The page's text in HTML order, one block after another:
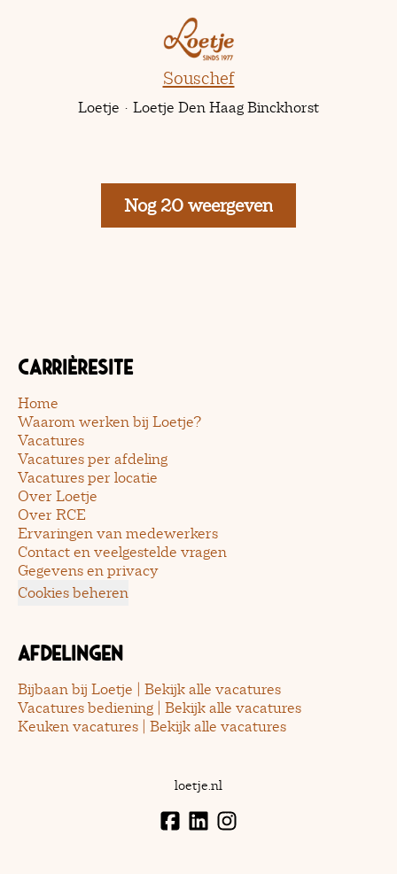
Souschef
Loetje · Loetje Den Haag Binckhorst
Nog 20 weergeven
Carrièresite
Home
Waarom werken bij Loetje?
Vacatures
Vacatures per afdeling
Vacatures per locatie
Over Loetje
Over RCE
Ervaringen van medewerkers
Contact en veelgestelde vragen
Gegevens en privacy
Cookies beheren
Afdelingen
Bijbaan bij Loetje | Bekijk alle vacatures
Vacatures bediening | Bekijk alle vacatures
Keuken vacatures | Bekijk alle vacatures
loetje.nl